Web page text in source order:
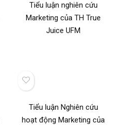
Tiểu luận nghiên cứu
Marketing của TH True
Juice UFM
Tiểu luận Nghiên cứu
hoạt động Marketing của